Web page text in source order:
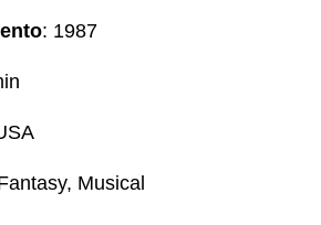
: 1987
Musical